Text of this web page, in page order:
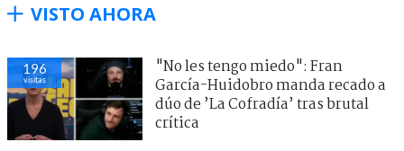
VISTO AHORA
196
visitas
"No les tengo miedo": Fran
García-Huidobro manda recado a
dúo de ’La Cofradía’ tras brutal
crítica